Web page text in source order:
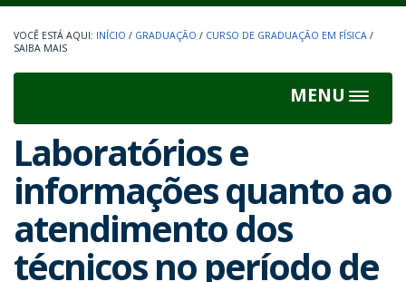
INÍCIO / GRADUAÇÃO / CURSO DE GRADUAÇÃO EM FÍSICA /
SAIBA MAIS
MENU
Toggle
Laboratórios e
informações quanto ao
atendimento dos
técnicos no período de